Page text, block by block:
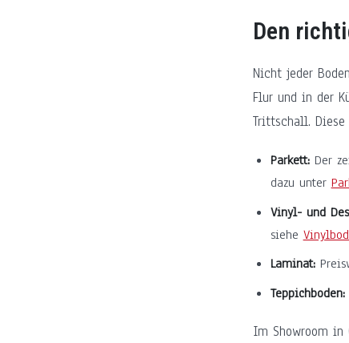
Den
Nicht jeder
Flur und in der
Trittschall. Diese
Parkett:Der
dazu unter
Vinyl- und
siehe
Laminat:
Teppichboden:
Im Showroom